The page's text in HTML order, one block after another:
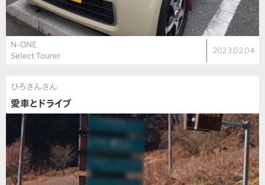
N-ONE
Select Tourer
2023.02.04
ひろさんさん
愛車とドライブ